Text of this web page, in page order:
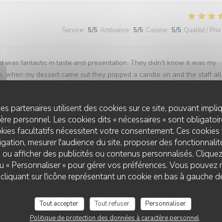
partenaires utilisent des cookies sur ce site, pouvant
personnel. Les cookies dits « nécessaires » sont
facultatifs nécessitent votre consentement. Ces
mesurer l'audience du site, proposer des
afficher des publicités ou contenus personnalisés.
« Personnaliser » pour gérer vos préférences. Vous
sur l'icône représentant un cookie en bas à gauche
Tout accepter Tout refuser
Personnaliser
Politique de protection des données à caractère personnel
Service : 5/5 Ambiance : 5/5 Cuisine : 5/5 Qualité / Prix
fantastic in taste and presentation. They didn't know it was my
when my dessert came out they popped a candle on and the staff all
Highly recommend!!
Service: 5/5 Ambiance: 5/5 Cuisine: 5 /5 Qualité / Prix
Service :5/5 Ambiance:4/5 Cuisine: 4/5 Qualité / Prix
adéquate en fonction du climat et une cuisine souvent